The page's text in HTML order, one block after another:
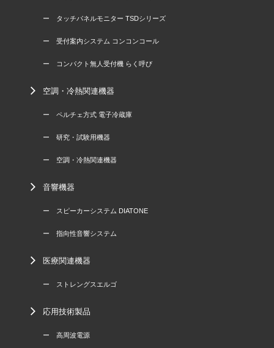
ー タッチパネルモニター TSDシリーズ
ー 受付案内システム コンコンコール
ー コンパクト無人受付機 らく呼び
空調・冷熱関連機器
ー ペルチェ方式 電子冷蔵庫
ー 研究・試験用機器
ー 空調・冷熱関連機器
音響機器
ー スピーカーシステム DIATONE
ー 指向性音響システム
医療関連機器
ー ストレングスエルゴ
応用技術製品
ー 高周波電源